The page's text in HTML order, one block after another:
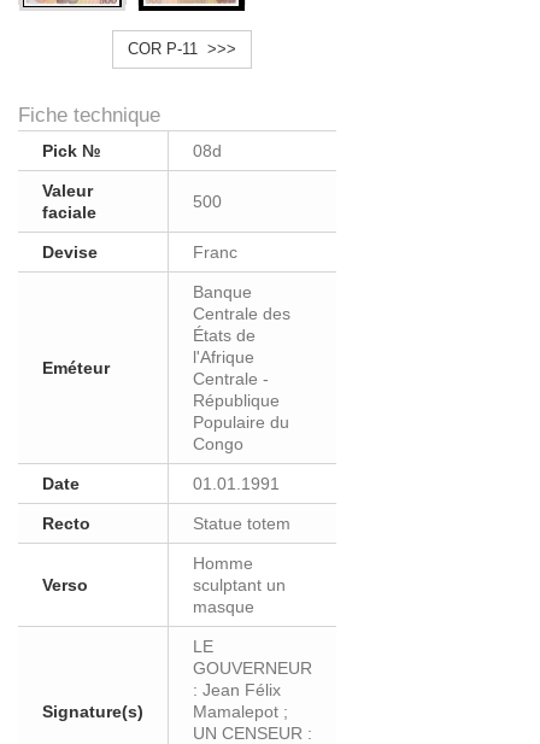
COR P-11 >>>
Fiche technique
Pick № 08d
Valeur
faciale
500
Devise Franc
Eméteur
Banque
Centrale des
États de
l'Afrique
Centrale -
République
Populaire du
Congo
Date 01.01.1991
Recto Statue totem
Verso
Homme
sculptant un
masque
Signature(s)
LE
GOUVERNEUR
: Jean Félix
Mamalepot ;
UN CENSEUR :